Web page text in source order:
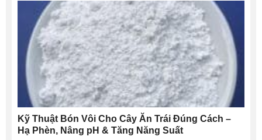
Kỹ Thuật Bón Vôi Cho Cây Ăn Trái Đúng Cách –
Hạ Phèn, Nâng pH & Tăng Năng Suất